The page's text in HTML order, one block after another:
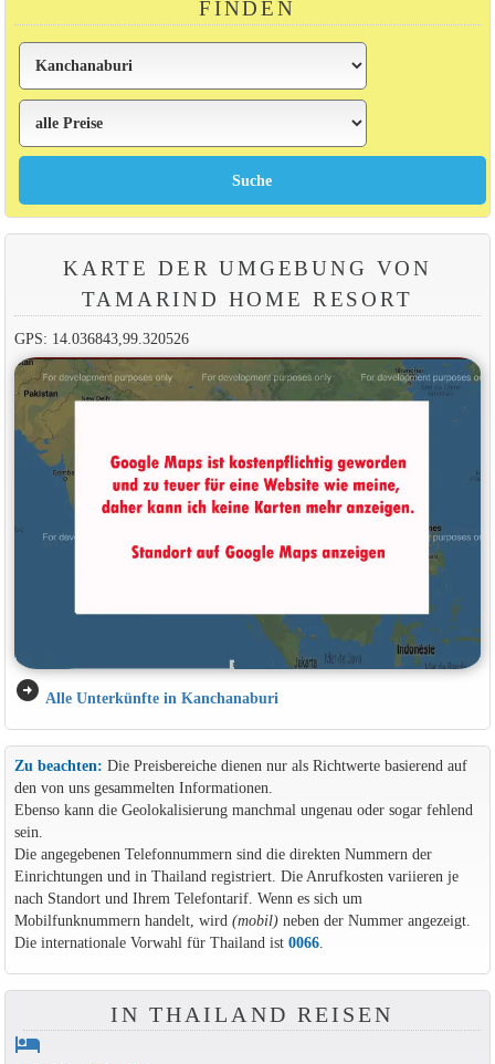
FINDEN
KARTE DER UMGEBUNG VON
TAMARIND HOME RESORT
GPS: 14.036843,99.320526
arrow_circle_right Alle Unterkünfte in Kanchanaburi
Zu beachten: Die Preisbereiche dienen nur als Richtwerte basierend auf
den von uns gesammelten Informationen.
Ebenso kann die Geolokalisierung manchmal ungenau oder sogar fehlend
sein.
Die angegebenen Telefonnummern sind die direkten Nummern der
Einrichtungen und in Thailand registriert. Die Anrufkosten variieren je
nach Standort und Ihrem Telefontarif. Wenn es sich um
Mobilfunknummern handelt, wird (mobil)neben der Nummer angezeigt.
Die internationale Vorwahl für Thailand ist 0066.
IN THAILAND REISEN
hotel